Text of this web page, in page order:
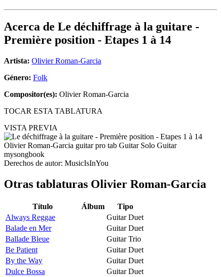
Acerca de Le déchiffrage à la guitare -
Première position - Etapes 1 à 14
Artista: Olivier Roman-Garcia
Género: Folk
Compositor(es): Olivier Roman-Garcia
TOCAR ESTA TABLATURA
VISTA PREVIA
Derechos de autor: MusicIsInYou
Otras tablaturas Olivier Roman-Garcia
Título Álbum
Tipo
Always Reggae
Guitar Duet
Balade en Mer
Guitar Duet
Ballade Bleue
Guitar Trio
Be Patient
Guitar Duet
By the Way
Guitar Duet
Dulce Bossa
Guitar Duet